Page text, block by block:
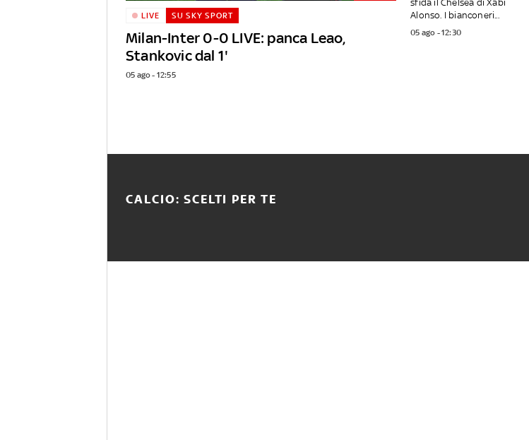
Milan-Inter 0-0 LIVE: panca Leao,
Stankovic dal 1'
LIVE SU SKY SPORT
05 ago - 12:55
sfida il Chelsea di Xabi
Alonso. I bianconeri...
05 ago - 12:30
CALCIO: SCELTI PER TE